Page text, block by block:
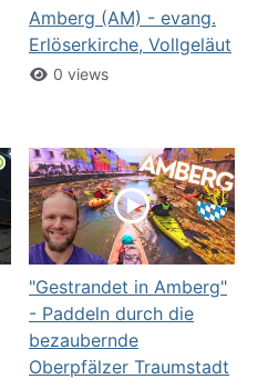
Amberg (AM) - evang.
Erlöserkirche, Vollgeläut
0 views
"Gestrandet in Amberg"
- Paddeln durch die
bezaubernde
Oberpfälzer Traumstadt